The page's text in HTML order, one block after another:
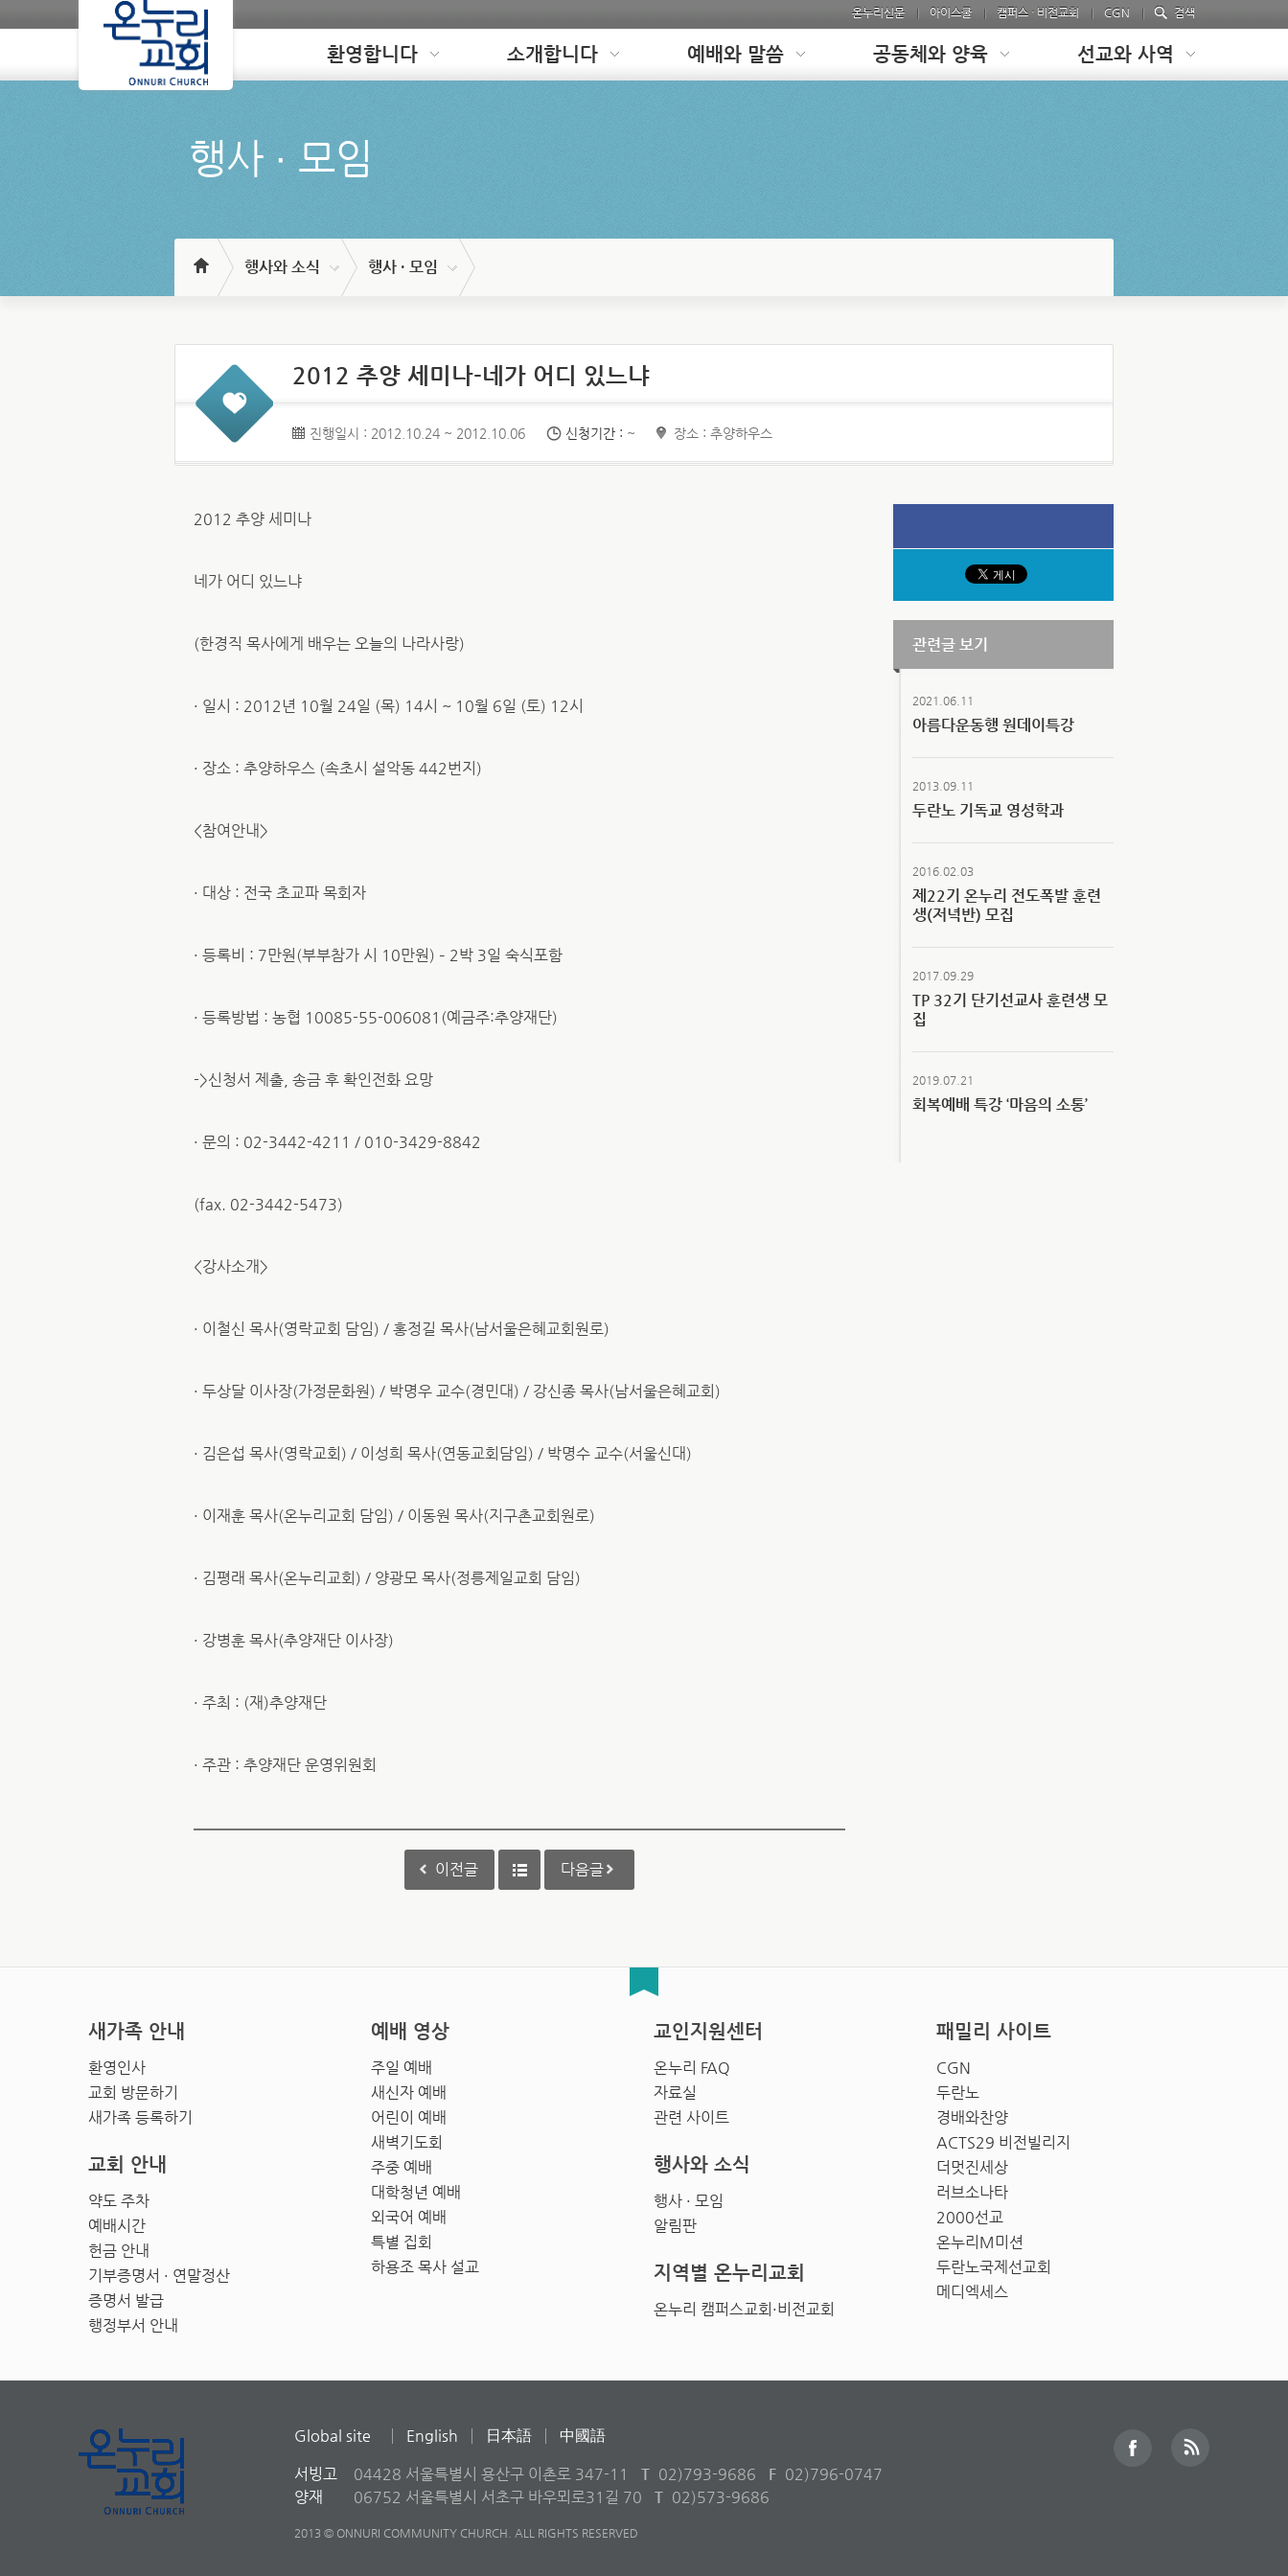
온누리신문 아이스쿨 캠퍼스 · 비전교회 CGN 검색
Loading 환영합니다 소개합니다 예배와 말씀 공동체와 양육 선교와 사역
행사 ∙ 모임
행사와 소식 행사 · 모임
2012 추양 세미나-네가 어디 있느냐
진행일시 : 2012.10.24 ~ 2012.10.06 신청기간 : ~ 장소 : 추양하우스
2012 추양 세미나
네가 어디 있느냐
(한경직 목사에게 배우는 오늘의 나라사랑)
· 일시 : 2012년 10월 24일 (목) 14시 ~ 10월 6일 (토) 12시
· 장소 : 추양하우스 (속초시 설악동 442번지)
<참여안내>
· 대상 : 전국 초교파 목회자
· 등록비 : 7만원(부부참가 시 10만원) – 2박 3일 숙식포함
· 등록방법 : 농협 10085-55-006081(예금주:추양재단)
->신청서 제출, 송금 후 확인전화 요망
· 문의 : 02-3442-4211 / 010-3429-8842
(fax. 02-3442-5473)
<강사소개>
· 이철신 목사(영락교회 담임) / 홍정길 목사(남서울은혜교회원로)
· 두상달 이사장(가정문화원) / 박명우 교수(경민대) / 강신종 목사(남서울은혜교회)
· 김은섭 목사(영락교회) / 이성희 목사(연동교회담임) / 박명수 교수(서울신대)
· 이재훈 목사(온누리교회 담임) / 이동원 목사(지구촌교회원로)
· 김평래 목사(온누리교회) / 양광모 목사(정릉제일교회 담임)
· 강병훈 목사(추양재단 이사장)
· 주최 : (재)추양재단
· 주관 : 추양재단 운영위원회
이전글 다음글
관련글 보기
2021.06.11
아름다운동행 원데이특강
2013.09.11
두란노 기독교 영성학과
2016.02.03
제22기 온누리 전도폭발 훈련
생(저녁반) 모집
2017.09.29
TP 32기 단기선교사 훈련생 모
집
2019.07.21
회복예배 특강 ‘마음의 소통’
새가족 안내
환영인사
교회 방문하기
새가족 등록하기
예배 영상
주일 예배
새신자 예배
어린이 예배
새벽기도회
주중 예배
대학청년 예배
외국어 예배
특별 집회
하용조 목사 설교
교인지원센터
온누리 FAQ
자료실
관련 사이트
패밀리 사이트
CGN
두란노
경배와찬양
ACTS29 비전빌리지
더멋진세상
러브소나타
2000선교
온누리M미션
두란노국제선교회
메디엑세스
교회 안내
약도 주차
예배시간
헌금 안내
기부증명서 · 연말정산
증명서 발급
행정부서 안내
행사와 소식
행사 · 모임
알림판
지역별 온누리교회
온누리 캠퍼스교회·비전교회
Global site English 日本語 中國語
서빙고 04428 서울특별시 용산구 이촌로 347-11 T 02)793-9686 F 02)796-0747
양재
06752 서울특별시 서초구 바우뫼로31길 70 T 02)573-9686
2013 © ONNURI COMMUNITY CHURCH. ALL RIGHTS RESERVED